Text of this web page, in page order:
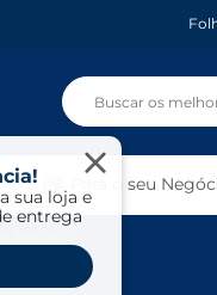
sua loja e
entrega
Para o seu